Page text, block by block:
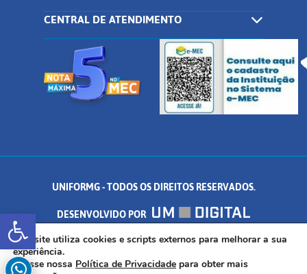
Abrir a barra de ferramentas
CENTRAL DE ATENDIMENTO
UNIFORMG - TODOS OS DIREITOS RESERVADOS.
DESENVOLVIDO POR
AV. DR. ARNALDO DE SENNA, 328 - PALMEIRAS, FORMIGA/MG - CEP:
35.574.530
Este site utiliza cookies e scripts externos para melhorar a sua
experiência.
Acesse nossa Política de Privacidade para obter mais